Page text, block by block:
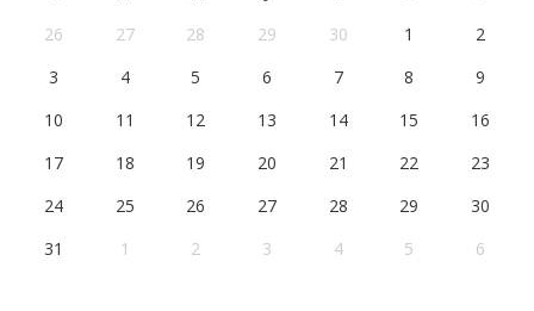
26
27 28 29 30 1
2
3
4 5 6 7 8
9
10
11 12 13 14 15
16
17
18 19 20 21 22
23
24
25 26 27 28 29
30
31
1 2 3 4 5 6